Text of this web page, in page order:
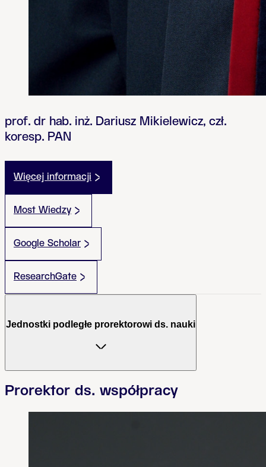
prof. dr hab. inż. Dariusz Mikielewicz, czł.
koresp. PAN
Więcej informacji
Most Wiedzy
Google Scholar
ResearchGate
Jednostki podległe prorektorowi ds. nauki
Prorektor ds. współpracy